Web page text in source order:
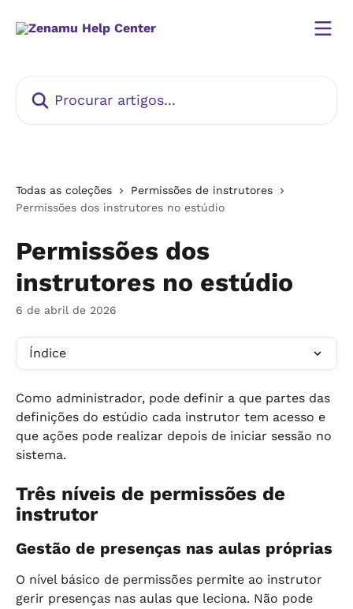
Todas as coleções
Permissões de instrutores
Permissões dos instrutores no estúdio
Permissões dos
instrutores no estúdio
6 de abril de 2026
Índice
Como administrador, pode definir a que partes das
definições do estúdio cada instrutor tem acesso e
que ações pode realizar depois de iniciar sessão no
sistema.
Três níveis de permissões de
instrutor
Gestão de presenças nas aulas próprias
O nível básico de permissões permite ao instrutor
gerir presenças nas aulas que leciona. Não pode